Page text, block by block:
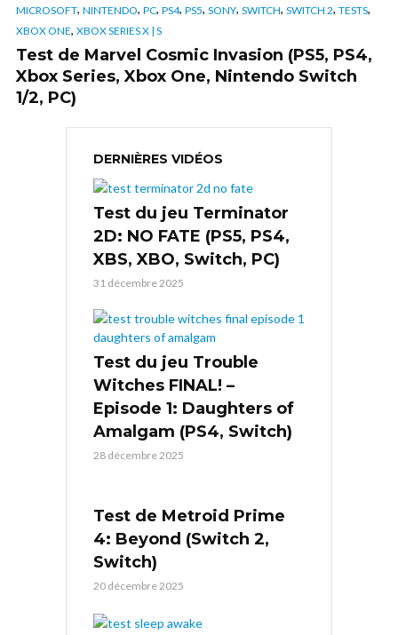
MICROSOFT, NINTENDO, PC, PS4, PS5, SONY, SWITCH, SWITCH 2, TESTS,
XBOX ONE, XBOX SERIES X | S
Test de Marvel Cosmic Invasion (PS5, PS4,
Xbox Series, Xbox One, Nintendo Switch
1/2, PC)
DERNIÈRES VIDÉOS
Test du jeu Terminator
2D: NO FATE (PS5, PS4,
XBS, XBO, Switch, PC)
31 décembre 2025
Test du jeu Trouble
Witches FINAL! –
Episode 1: Daughters of
Amalgam (PS4, Switch)
28 décembre 2025
Test de Metroid Prime
4: Beyond (Switch 2,
Switch)
20 décembre 2025